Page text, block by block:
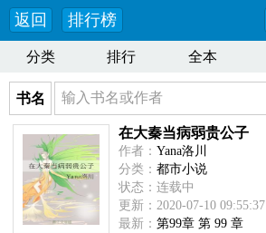
返回 排行榜
分类 排行 全本
书名
在大秦当病弱贵公子
作者： Yana洛川
分类： 都市小说
状态：连载中
更新：2020-07-10 09:55:37
最新： 第99章 第 99 章